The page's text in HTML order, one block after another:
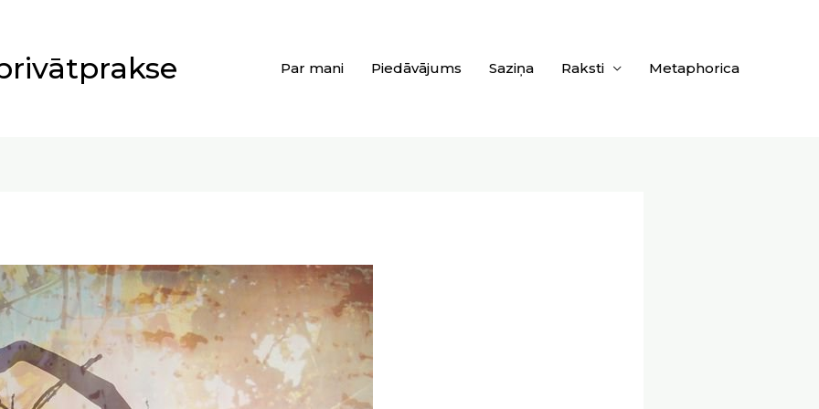
Par mani Piedāvājums Saziņa Raksti Metaphorica